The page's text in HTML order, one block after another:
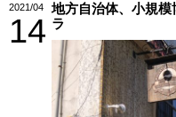
2021/04
14
地方自治体、小規
ラ